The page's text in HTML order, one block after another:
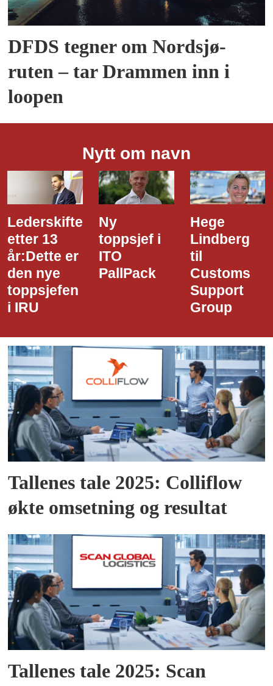
DFDS tegner om Nordsjø-
ruten – tar Drammen inn i
loopen
Nytt om navn
Ny
toppsjef i
ITO
PallPack
Hege
Lindberg
til
Customs
Dette er
den nye
i Narvik
Havn
Tallenes tale 2025: Colliflow
økte omsetning og resultat
Tallenes tale 2025: Scan